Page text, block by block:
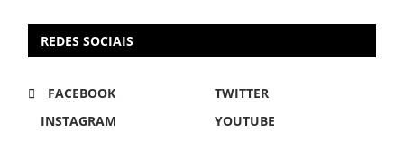
REDES SOCIAIS
FACEBOOK
TWITTER
INSTAGRAM
YOUTUBE